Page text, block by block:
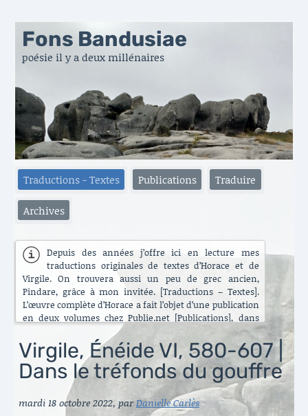
Fons Bandusiae
poésie il y a deux millénaires
Traductions - Textes Publications Traduire
Archives
Depuis des années j’offre ici en lecture mes
traductions originales de textes d’Horace et de
Virgile. On trouvera aussi un peu de grec ancien,
Pindare, grâce à mon invitée. [Traductions – Textes].
L’œuvre complète d’Horace a fait l’objet d’une publication
en deux volumes chez Publie.net [Publications], dans
encore d’autres traductions que celles que vous pouvez
lire ici. C’est maintenant l’Énéide qui est chantier. Le
besoin de mettre ma longue pratique en perspective
s’est accru ces dernières années [Traduire]. La rubrique
est nouvelle. Elle va s’enrichir peu à peu. Il y a aussi de
belles surprises, des échanges contemporains et des
haïku en latin sous le titre austère des [Archives].
Virgile, Énéide VI, 580-607 |
Dans le tréfonds du gouffre
mardi 18 octobre 2022, parDanielle Carlès